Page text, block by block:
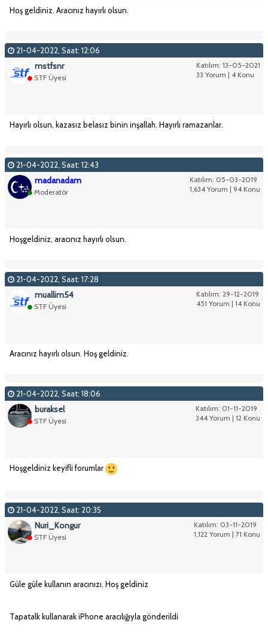
Hoş geldiniz. Aracınız hayırlı olsun.
21-04-2022, Saat: 12:06
Katılım: 13-05-2021
33 Yorum | 4 Konu
mstfsnr
STF Üyesi
Hayırlı olsun, kazasız belasız binin inşallah. Hayırlı ramazanlar.
21-04-2022, Saat: 12:43
Katılım: 05-03-2019
1,634 Yorum | 94 Konu
madanadam
Moderatör
Hoşgeldiniz, aracınız hayırlı olsun.
21-04-2022, Saat: 17:28
Katılım: 29-12-2019
451 Yorum | 14 Konu
muallim54
STF Üyesi
Aracınız hayırlı olsun. Hoş geldiniz.
21-04-2022, Saat: 18:06
Katılım: 01-11-2019
344 Yorum | 12 Konu
buraksel
STF Üyesi
Hoşgeldiniz keyifli forumlar
21-04-2022, Saat: 20:35
Katılım: 03-11-2019
1,122 Yorum | 71 Konu
Nuri_Kongur
STF Üyesi
Güle güle kullanın aracınızı. Hoş geldiniz
Tapatalk kullanarak iPhone aracılığıyla gönderildi